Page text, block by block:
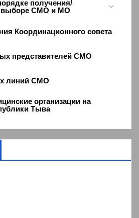
получения/
выборе СМО и МО
Координационного совета
представителей СМО
линий СМО
организации на
Тыва